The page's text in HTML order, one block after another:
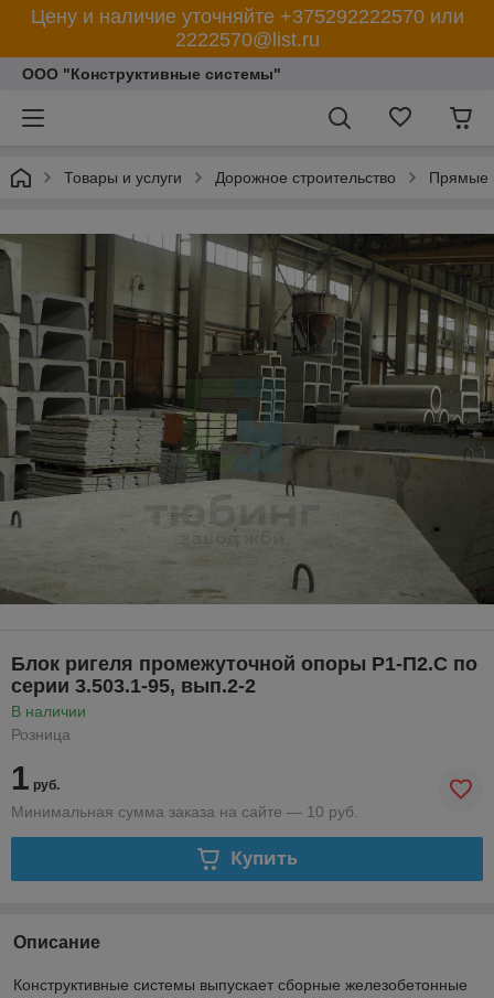
Цену и наличие уточняйте +375292222570 или
2222570@list.ru
ООО "Конструктивные системы"
Товары и услуги Дорожное строительство Прямые
Блок ригеля промежуточной опоры Р1-П2.С по
серии 3.503.1-95, вып.2-2
В наличии
Розница
1 руб.
Минимальная сумма заказа на сайте — 10 руб.
Купить
Описание
Конструктивные системы выпускает сборные железобетонные